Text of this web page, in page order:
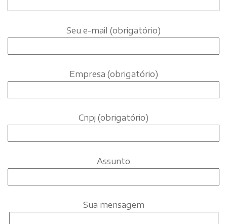
Seu e-mail (obrigatório)
Empresa (obrigatório)
Cnpj (obrigatório)
Assunto
Sua mensagem